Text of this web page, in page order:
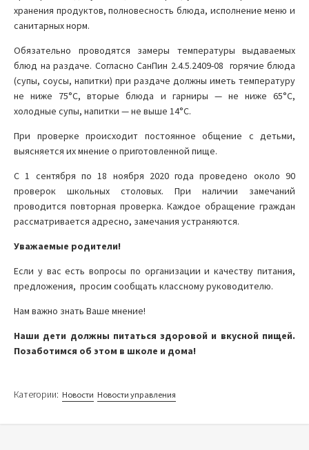
хранения продуктов, полновесность блюда, исполнение меню и
санитарных норм.
Обязательно проводятся замеры температуры выдаваемых
блюд на раздаче. Согласно СанПин 2.4.5.2409-08 горячие блюда
(супы, соусы, напитки) при раздаче должны иметь температуру
не ниже 75°С, вторые блюда и гарниры — не ниже 65°С,
холодные супы, напитки — не выше 14°С.
При проверке происходит постоянное общение с детьми,
выясняется их мнение о приготовленной пище.
С 1 сентября по 18 ноября 2020 года проведено около 90
проверок школьных столовых. При наличии замечаний
проводится повторная проверка. Каждое обращение граждан
рассматривается адресно, замечания устраняются.
Уважаемые родители!
Если у вас есть вопросы по организации и качеству питания,
предложения, просим сообщать классному руководителю.
Нам важно знать Ваше мнение!
Наши дети должны питаться здоровой и вкусной пищей.
Позаботимся об этом в школе и дома!
Категории: Новости Новости управления